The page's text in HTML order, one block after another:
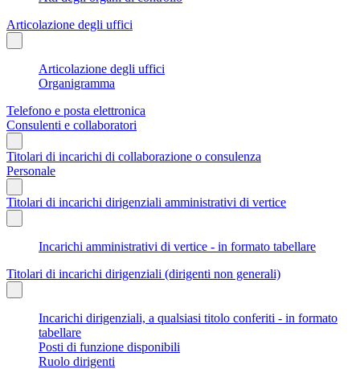
Articolazione degli uffici
Articolazione degli uffici
Organigramma
Telefono e posta elettronica
Consulenti e collaboratori
Titolari di incarichi di collaborazione o consulenza
Personale
Titolari di incarichi dirigenziali amministrativi di vertice
Incarichi amministrativi di vertice - in formato tabellare
Titolari di incarichi dirigenziali (dirigenti non generali)
Incarichi dirigenziali, a qualsiasi titolo conferiti - in formato
tabellare
Posti di funzione disponibili
Ruolo dirigenti